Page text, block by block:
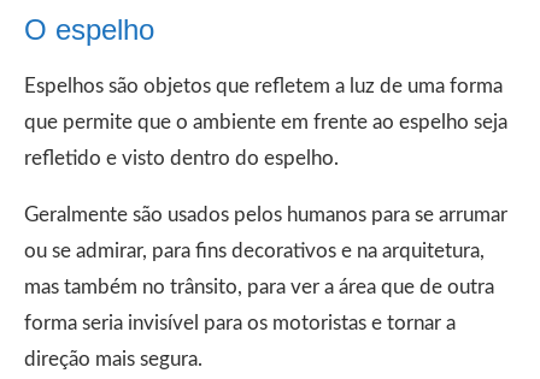
O espelho
Espelhos são objetos que refletem a luz de uma forma
que permite que o ambiente em frente ao espelho seja
refletido e visto dentro do espelho.
Geralmente são usados ​​pelos humanos para se arrumar
ou se admirar, para fins decorativos e na arquitetura,
mas também no trânsito, para ver a área que de outra
forma seria invisível para os motoristas e tornar a
direção mais segura.